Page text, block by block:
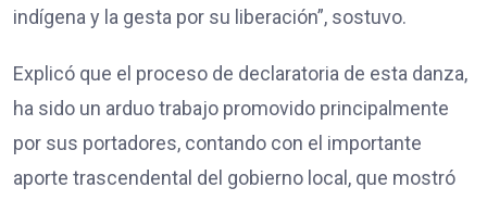
indígena y la gesta por su liberación”, sostuvo.
Explicó que el proceso de declaratoria de esta danza,
ha sido un arduo trabajo promovido principalmente
por sus portadores, contando con el importante
aporte trascendental del gobierno local, que mostró